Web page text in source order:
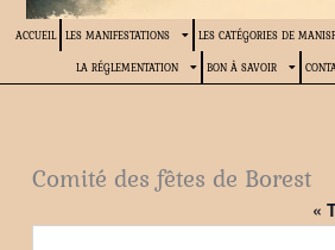
ACCUEIL LES MANIFESTATIONS LES CATÉGORIES DE
LA RÉGLEMENTATION BON À SAVOIR
Comité des fêtes de Borest
«